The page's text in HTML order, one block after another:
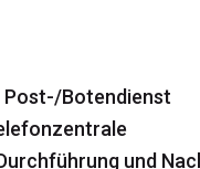
Post-/Botendienst
und